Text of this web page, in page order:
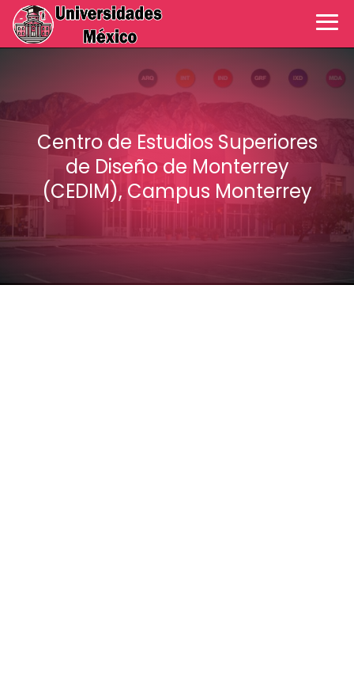
Centro de Estudios Superiores
de Diseño de Monterrey
(CEDIM), Campus Monterrey